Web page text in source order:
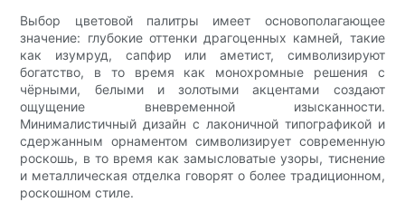
Выбор цветовой палитры имеет основополагающее
значение: глубокие оттенки драгоценных камней, такие
как изумруд, сапфир или аметист, символизируют
богатство, в то время как монохромные решения с
чёрными, белыми и золотыми акцентами создают
ощущение вневременной изысканности.
Минималистичный дизайн с лаконичной типографикой и
сдержанным орнаментом символизирует современную
роскошь, в то время как замысловатые узоры, тиснение
и металлическая отделка говорят о более традиционном,
роскошном стиле.